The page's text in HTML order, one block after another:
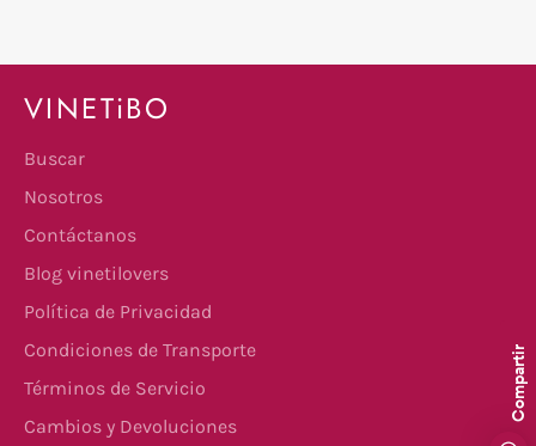
VINETiBO
Buscar
Nosotros
Contáctanos
Blog vinetilovers
Política de Privacidad
Condiciones de Transporte
Términos de Servicio
Cambios y Devoluciones
Compartir